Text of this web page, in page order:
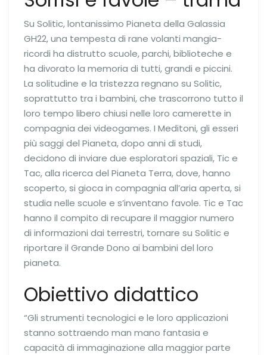
Su Solitic, lontanissimo Pianeta della Galassia
GH22, una tempesta di rane volanti mangia-
ricordi ha distrutto scuole, parchi, biblioteche e
ha divorato la memoria di tutti, grandi e piccini.
La solitudine e la tristezza regnano su Solitic,
soprattutto tra i bambini, che trascorrono tutto il
loro tempo libero chiusi nelle loro camerette in
compagnia dei videogames. I Meditoni, gli esseri
più saggi del Pianeta, dopo anni di studi,
decidono di inviare due esploratori spaziali, Tic e
Tac, alla ricerca del Pianeta Terra, dove, hanno
scoperto, si gioca in compagnia all’aria aperta, si
studia nelle scuole e s’inventano favole. Tic e Tac
hanno il compito di recupare il maggior numero
di informazioni dai terrestri, tornare su Solitic e
riportare il Grande Dono ai bambini del loro
pianeta.
Obiettivo didattico
“Gli strumenti tecnologici e le loro applicazioni
stanno sottraendo man mano fantasia e
capacità di immaginazione alla maggior parte